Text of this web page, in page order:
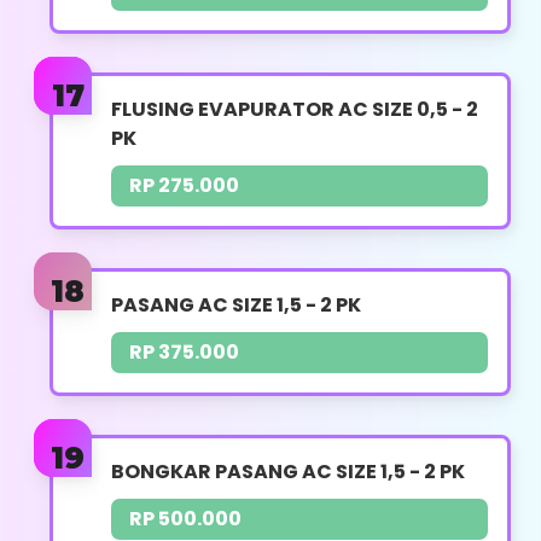
PENGECEKAN AC
UKURAN PK : 0,5 - 2 PK
Pengecekan Tekanan Freon
Pengecekan Kompresor
Pengecekan Error AC
FLUSING EVAPURATOR AC SIZE 0,5 - 2
PK
RP 275.000
PASANG AC SIZE 1,5 - 2 PK
RP 375.000
BONGKAR PASANG AC SIZE 1,5 - 2 PK
RP 500.000